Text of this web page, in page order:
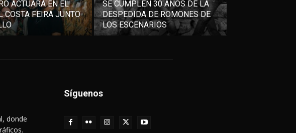
ACTUARÁ EN EL
COSTA FEIRA JUNTO
SE CUMPLEN 30 AÑOS DE LA
DESPEDIDA DE ROMONES DE
LOS ESCENARIOS
donde
Síguenos